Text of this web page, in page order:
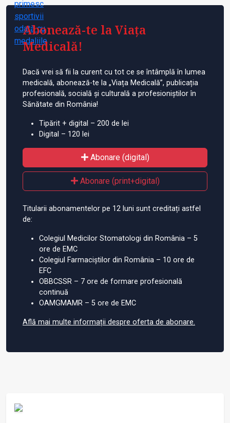
Abonează-te la Viața
Medicală!
Dacă vrei să fii la curent cu tot ce se întâmplă în lumea
medicală, abonează-te la „Viața Medicală”, publicația
profesională, socială și culturală a profesioniștilor în
Sănătate din România!
Tipărit + digital – 200 de lei
Digital – 120 lei
Abonare (digital)
Abonare (print+digital)
Titularii abonamentelor pe 12 luni sunt creditați astfel
de:
Colegiul Medicilor Stomatologi din România – 5
ore de EMC
Colegiul Farmaciștilor din România – 10 ore de
EFC
OBBCSSR – 7 ore de formare profesională
continuă
OAMGMAMR – 5 ore de EMC
Află mai multe informații despre oferta de abonare.